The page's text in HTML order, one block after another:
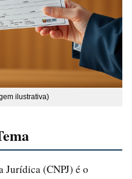
ilustrativa)
Jurídica (CNPJ) é o